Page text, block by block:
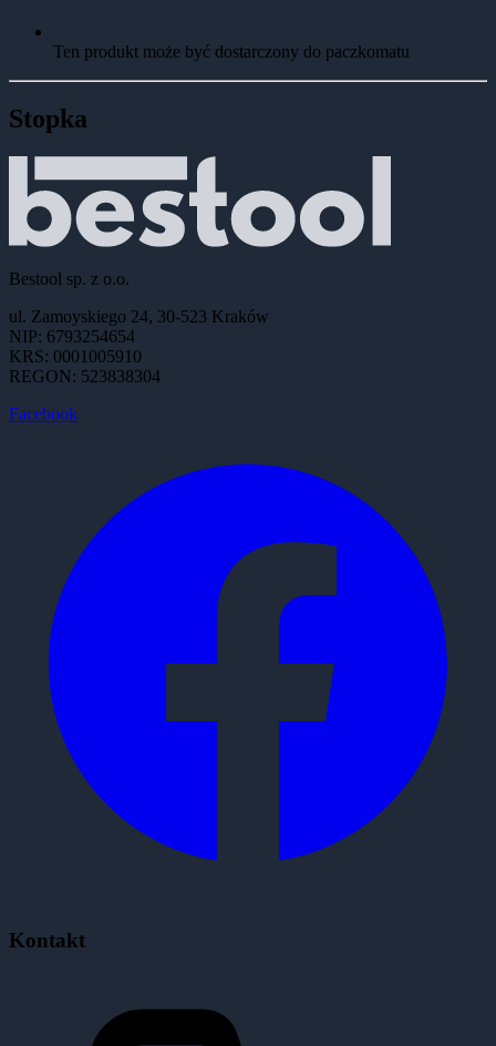
Ten produkt może być dostarczony do paczkomatu
Stopka
Bestool sp. z o.o.
ul. Zamoyskiego 24, 30-523 Kraków
NIP: 6793254654
KRS: 0001005910
REGON: 523838304
Facebook
Kontakt